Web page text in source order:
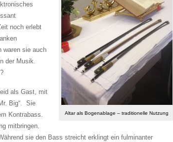
Altar als Bogenablage – traditionelle Nutzung
noch erlebt
waren sie auch
der Musik.
als Gast, mit
Big“. Sie
Kontrabass.
mitbringen.
sie den Bass streicht erklingt ein fulminanter